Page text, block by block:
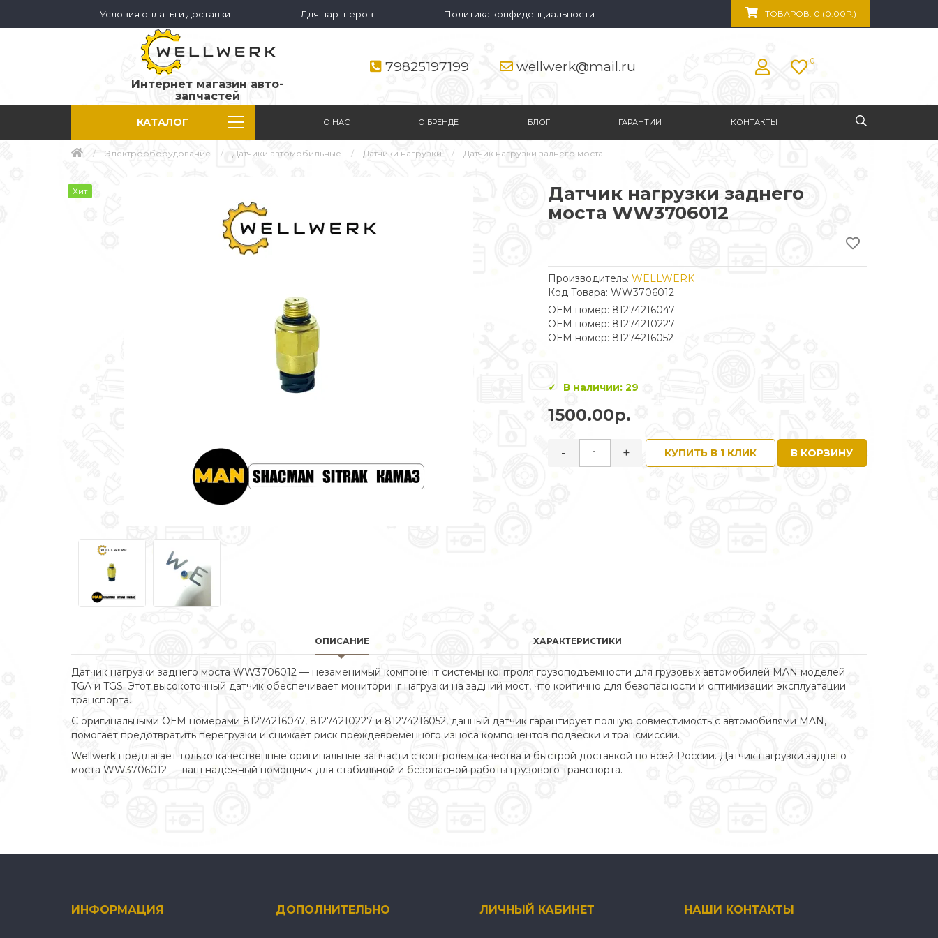
Условия оплаты и доставки Для партнеров Политика конфиденциальности ТОВАРОВ: 0 (0.00Р.)
Интернет магазин авто-
запчастей
79825197199 wellwerk@mail.ru 0
КАТАЛОГ О НАС О БРЕНДЕ БЛОГ ГАРАНТИИ КОНТАКТЫ
Электрооборудование Датчики автомобильные Датчики нагрузки Датчик нагрузки заднего моста
Хит
Датчик нагрузки заднего
моста WW3706012
Производитель: WELLWERK
Код Товара: WW3706012
ОЕМ номер: 81274216047
ОЕМ номер: 81274210227
ОЕМ номер: 81274216052
В наличии: 29
1500.00р.
- + КУПИТЬ В 1 КЛИК В КОРЗИНУ
ОПИСАНИЕ ХАРАКТЕРИСТИКИ
Датчик нагрузки заднего моста WW3706012 — незаменимый компонент системы контроля грузоподъемности для грузовых автомобилей MAN моделей
TGA и TGS. Этот высокоточный датчик обеспечивает мониторинг нагрузки на задний мост, что критично для безопасности и оптимизации эксплуатации
транспорта.
С оригинальными ОЕМ номерами 81274216047, 81274210227 и 81274216052, данный датчик гарантирует полную совместимость с автомобилями MAN,
помогает предотвратить перегрузки и снижает риск преждевременного износа компонентов подвески и трансмиссии.
Wellwerk предлагает только качественные оригинальные запчасти с контролем качества и быстрой доставкой по всей России. Датчик нагрузки заднего
моста WW3706012 — ваш надежный помощник для стабильной и безопасной работы грузового транспорта.
ИНФОРМАЦИЯ ДОПОЛНИТЕЛЬНО ЛИЧНЫЙ КАБИНЕТ НАШИ КОНТАКТЫ